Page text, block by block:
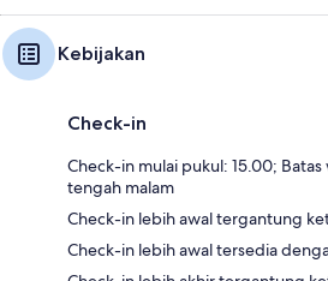
Kebijakan
Check-in
Check-in mulai pukul: 15.00;
tengah malam
Check-in lebih awal tergantung
Check-in lebih awal tersedia